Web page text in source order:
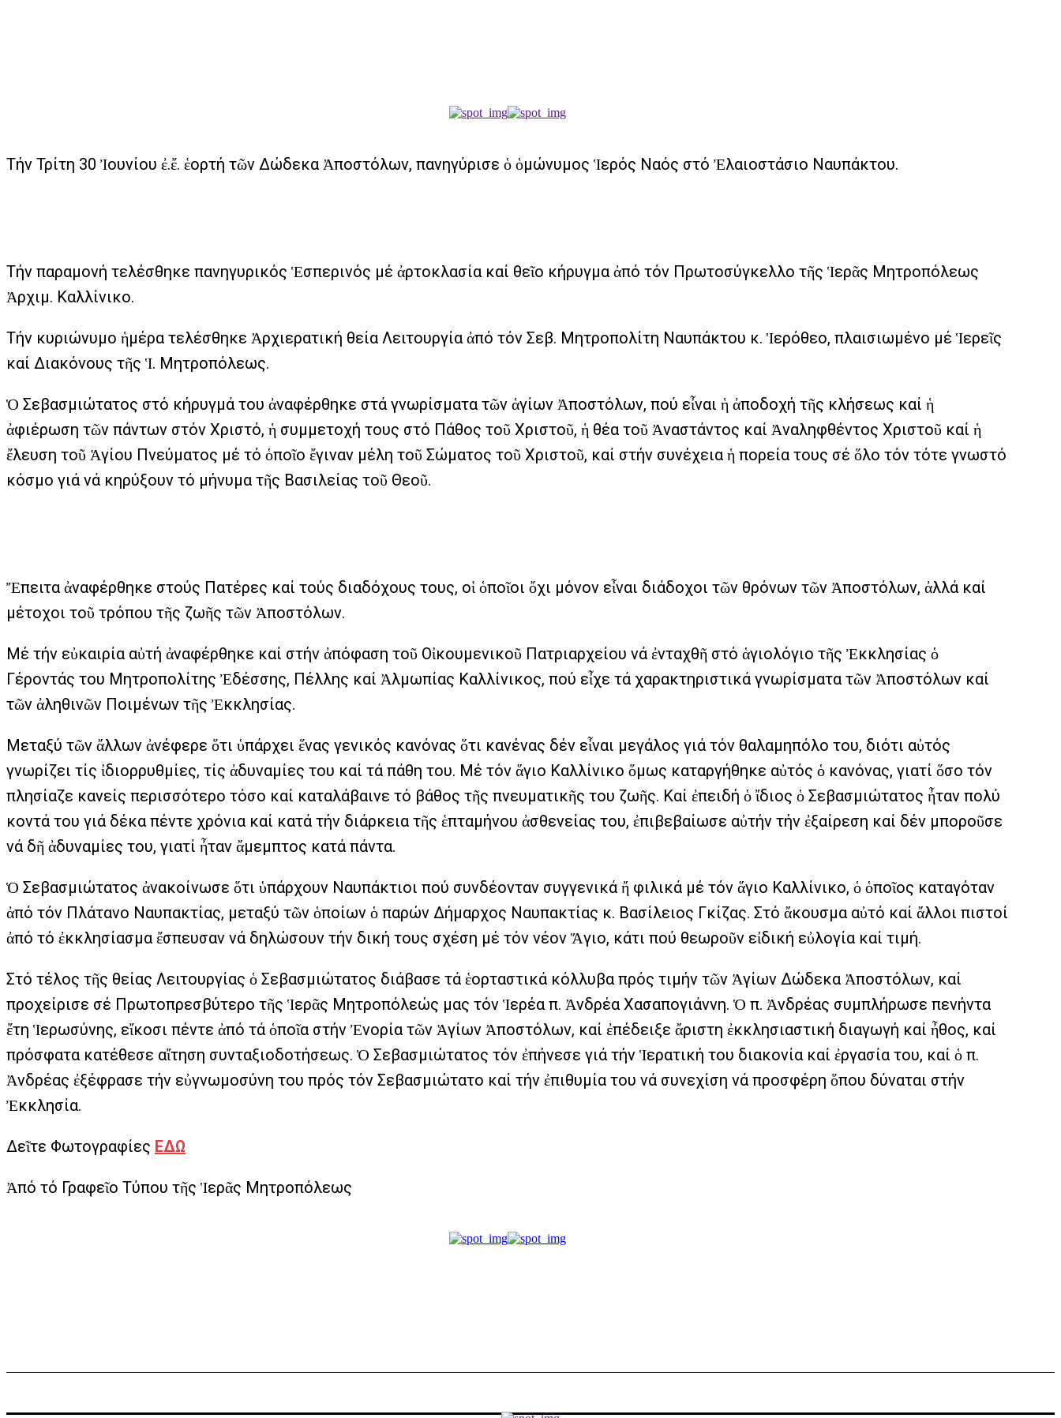
Τήν Τρίτη 30 Ἰουνίου ἐ.ἔ. ἑορτή τῶν Δώδεκα Ἀποστόλων, πανηγύρισε ὁ ὁμώνυμος Ἱερός Ναός στό Ἐλαιοστάσιο Ναυπάκτου.
Τήν παραμονή τελέσθηκε πανηγυρικός Ἑσπερινός μέ ἀρτοκλασία καί θεῖο κήρυγμα ἀπό τόν Πρωτοσύγκελλο τῆς Ἱερᾶς Μητροπόλεως
Ἀρχιμ. Καλλίνικο.
Τήν κυριώνυμο ἡμέρα τελέσθηκε Ἀρχιερατική θεία Λειτουργία ἀπό τόν Σεβ. Μητροπολίτη Ναυπάκτου κ. Ἱερόθεο, πλαισιωμένο μέ Ἱερεῖς
καί Διακόνους τῆς Ἱ. Μητροπόλεως.
Ὁ Σεβασμιώτατος στό κήρυγμά του ἀναφέρθηκε στά γνωρίσματα τῶν ἁγίων Ἀποστόλων, πού εἶναι ἡ ἀποδοχή τῆς κλήσεως καί ἡ
ἀφιέρωση τῶν πάντων στόν Χριστό, ἡ συμμετοχή τους στό Πάθος τοῦ Χριστοῦ, ἡ θέα τοῦ Ἀναστάντος καί Ἀναληφθέντος Χριστοῦ καί ἡ
ἔλευση τοῦ Ἁγίου Πνεύματος μέ τό ὁποῖο ἔγιναν μέλη τοῦ Σώματος τοῦ Χριστοῦ, καί στήν συνέχεια ἡ πορεία τους σέ ὅλο τόν τότε γνωστό
κόσμο γιά νά κηρύξουν τό μήνυμα τῆς Βασιλείας τοῦ Θεοῦ.
Ἔπειτα ἀναφέρθηκε στούς Πατέρες καί τούς διαδόχους τους, οἱ ὁποῖοι ὄχι μόνον εἶναι διάδοχοι τῶν θρόνων τῶν Ἀποστόλων, ἀλλά καί
μέτοχοι τοῦ τρόπου τῆς ζωῆς τῶν Ἀποστόλων.
Μέ τήν εὐκαιρία αὐτή ἀναφέρθηκε καί στήν ἀπόφαση τοῦ Οἰκουμενικοῦ Πατριαρχείου νά ἐνταχθῆ στό ἁγιολόγιο τῆς Ἐκκλησίας ὁ
Γέροντάς του Μητροπολίτης Ἐδέσσης, Πέλλης καί Ἀλμωπίας Καλλίνικος, πού εἶχε τά χαρακτηριστικά γνωρίσματα τῶν Ἀποστόλων καί
τῶν ἀληθινῶν Ποιμένων τῆς Ἐκκλησίας.
Μεταξύ τῶν ἄλλων ἀνέφερε ὅτι ὑπάρχει ἕνας γενικός κανόνας ὅτι κανένας δέν εἶναι μεγάλος γιά τόν θαλαμηπόλο του, διότι αὐτός
γνωρίζει τίς ἰδιορρυθμίες, τίς ἀδυναμίες του καί τά πάθη του. Μέ τόν ἅγιο Καλλίνικο ὅμως καταργήθηκε αὐτός ὁ κανόνας, γιατί ὅσο τόν
πλησίαζε κανείς περισσότερο τόσο καί καταλάβαινε τό βάθος τῆς πνευματικῆς του ζωῆς. Καί ἐπειδή ὁ ἴδιος ὁ Σεβασμιώτατος ἦταν πολύ
κοντά του γιά δέκα πέντε χρόνια καί κατά τήν διάρκεια τῆς ἑπταμήνου ἀσθενείας του, ἐπιβεβαίωσε αὐτήν τήν ἐξαίρεση καί δέν μποροῦσε
νά δῆ ἀδυναμίες του, γιατί ἦταν ἄμεμπτος κατά πάντα.
Ὁ Σεβασμιώτατος ἀνακοίνωσε ὅτι ὑπάρχουν Ναυπάκτιοι πού συνδέονταν συγγενικά ἤ φιλικά μέ τόν ἅγιο Καλλίνικο, ὁ ὁποῖος καταγόταν
ἀπό τόν Πλάτανο Ναυπακτίας, μεταξύ τῶν ὁποίων ὁ παρών Δήμαρχος Ναυπακτίας κ. Βασίλειος Γκίζας. Στό ἄκουσμα αὐτό καί ἄλλοι πιστοί
ἀπό τό ἐκκλησίασμα ἔσπευσαν νά δηλώσουν τήν δική τους σχέση μέ τόν νέον Ἅγιο, κάτι πού θεωροῦν εἰδική εὐλογία καί τιμή.
Στό τέλος τῆς θείας Λειτουργίας ὁ Σεβασμιώτατος διάβασε τά ἑορταστικά κόλλυβα πρός τιμήν τῶν Ἁγίων Δώδεκα Ἀποστόλων, καί
προχείρισε σέ Πρωτοπρεσβύτερο τῆς Ἱερᾶς Μητροπόλεώς μας τόν Ἱερέα π. Ἀνδρέα Χασαπογιάννη. Ὁ π. Ἀνδρέας συμπλήρωσε πενήντα
ἔτη Ἱερωσύνης, εἴκοσι πέντε ἀπό τά ὁποῖα στήν Ἐνορία τῶν Ἁγίων Ἀποστόλων, καί ἐπέδειξε ἄριστη ἐκκλησιαστική διαγωγή καί ἦθος, καί
πρόσφατα κατέθεσε αἴτηση συνταξιοδοτήσεως. Ὁ Σεβασμιώτατος τόν ἐπήνεσε γιά τήν Ἱερατική του διακονία καί ἐργασία του, καί ὁ π.
Ἀνδρέας ἐξέφρασε τήν εὐγνωμοσύνη του πρός τόν Σεβασμιώτατο καί τήν ἐπιθυμία του νά συνεχίση νά προσφέρη ὅπου δύναται στήν
Ἐκκλησία.
Δεῖτε Φωτογραφίες ΕΔΩ
Ἀπό τό Γραφεῖο Τύπου τῆς Ἱερᾶς Μητροπόλεως